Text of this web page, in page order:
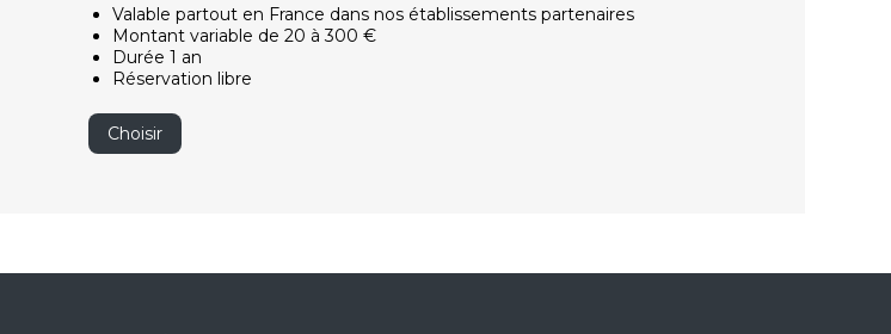
Valable partout en France dans nos établissements partenaires
Montant variable de 20 à 300 €
Durée 1 an
Réservation libre
Choisir